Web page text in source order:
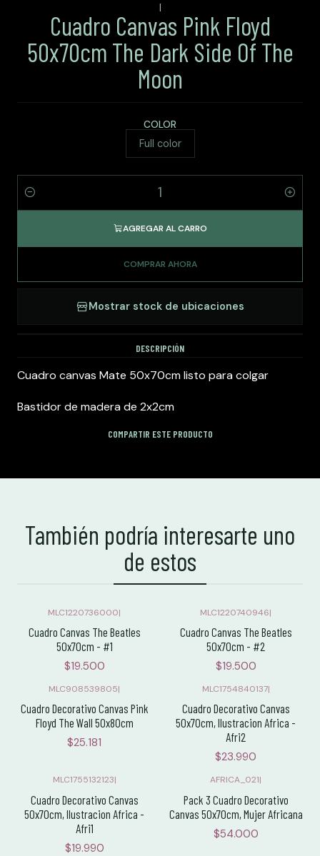
|
Cuadro Canvas Pink Floyd
50x70cm The Dark Side Of The
Moon
COLOR
Full color
Cantidad
AGREGAR AL CARRO
COMPRAR AHORA
Mostrar stock de ubicaciones
DESCRIPCIÓN
Cuadro canvas Mate 50x70cm listo para colgar
Bastidor de madera de 2x2cm
COMPARTIR ESTE PRODUCTO
También podría interesarte uno
de estos
MLC1220736000|
Cuadro Canvas The Beatles
50x70cm - #1
$19.500
MLC1220740946|
Cuadro Canvas The Beatles
50x70cm - #2
$19.500
MLC908539805|
Cuadro Decorativo Canvas Pink
Floyd The Wall 50x80cm
$25.181
MLC1754840137|
Cuadro Decorativo Canvas
50x70cm, Ilustracion Africa -
Afri2
$23.990
MLC1755132123|
Cuadro Decorativo Canvas
50x70cm, Ilustracion Africa -
Afri1
$19.990
AFRICA_021|
Pack 3 Cuadro Decorativo
Canvas 50x70cm, Mujer Africana
$54.000